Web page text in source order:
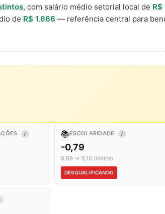
, com salário médio setorial local de R$
de R$ 1.666 — referência central para
I 📚ESCOLARIDADE I
-0,79
8,89 → 8,10 (índice)
DESQUALIFICANDO